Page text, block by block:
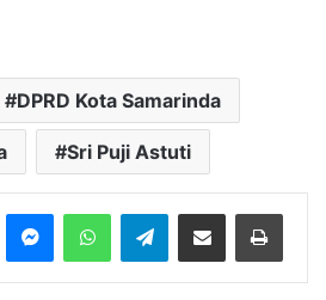
DPRD Kota Samarinda
Sri Puji Astuti
MessengerWhatsAppTelegramBagikan melalui Email Cetak